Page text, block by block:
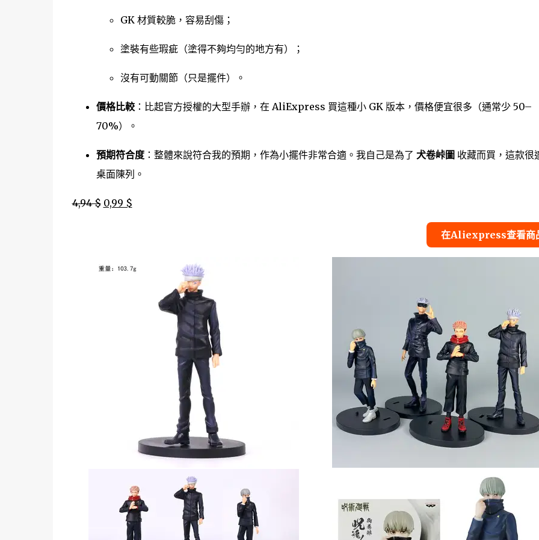
GK 材質較脆，容易刮傷；
塗裝有些瑕疵（塗得不夠均勻的地方有）；
沒有可動關節（只是擺件）。
價格比較：比起官方授權的大型手辦，在 AliExpress 買這種小 GK 版本，價格便宜很多（通常少 50–
70%）。
預期符合度：整體來說符合我的預期，作為小擺件非常合適。我自己是為了 犬卷峠圖收藏而買，這款很
桌面陳列。
4,94 $ 0,99 $
在Aliexpress查看商